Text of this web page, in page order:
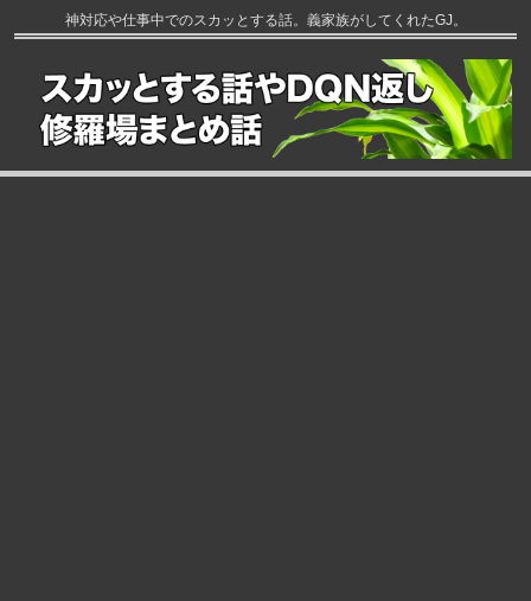
神対応や仕事中でのスカッとする話。義家族がしてくれたGJ。